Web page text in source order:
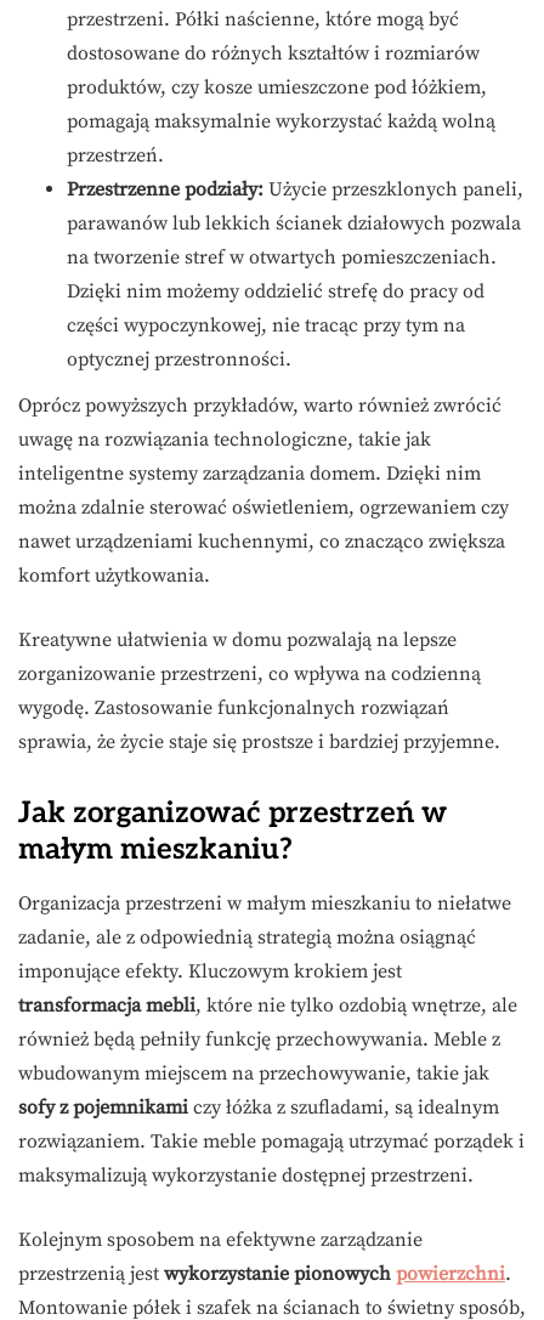
przestrzeni. Półki naścienne, które mogą być
dostosowane do różnych kształtów i rozmiarów
produktów, czy kosze umieszczone pod łóżkiem,
pomagają maksymalnie wykorzystać każdą wolną
przestrzeń.
Przestrzenne podziały: Użycie przeszklonych paneli,
parawanów lub lekkich ścianek działowych pozwala
na tworzenie stref w otwartych pomieszczeniach.
Dzięki nim możemy oddzielić strefę do pracy od
części wypoczynkowej, nie tracąc przy tym na
optycznej przestronności.
Oprócz powyższych przykładów, warto również zwrócić
uwagę na rozwiązania technologiczne, takie jak
inteligentne systemy zarządzania domem. Dzięki nim
można zdalnie sterować oświetleniem, ogrzewaniem czy
nawet urządzeniami kuchennymi, co znacząco zwiększa
komfort użytkowania.
Kreatywne ułatwienia w domu pozwalają na lepsze
zorganizowanie przestrzeni, co wpływa na codzienną
wygodę. Zastosowanie funkcjonalnych rozwiązań
sprawia, że życie staje się prostsze i bardziej przyjemne.
Jak zorganizować przestrzeń w
małym mieszkaniu?
Organizacja przestrzeni w małym mieszkaniu to niełatwe
zadanie, ale z odpowiednią strategią można osiągnąć
imponujące efekty. Kluczowym krokiem jest
transformacja mebli, które nie tylko ozdobią wnętrze, ale
również będą pełniły funkcję przechowywania. Meble z
wbudowanym miejscem na przechowywanie, takie jak
sofy z pojemnikami czy łóżka z szufladami, są idealnym
rozwiązaniem. Takie meble pomagają utrzymać porządek i
maksymalizują wykorzystanie dostępnej przestrzeni.
Kolejnym sposobem na efektywne zarządzanie
przestrzenią jest wykorzystanie pionowych powierzchni.
Montowanie półek i szafek na ścianach to świetny sposób,